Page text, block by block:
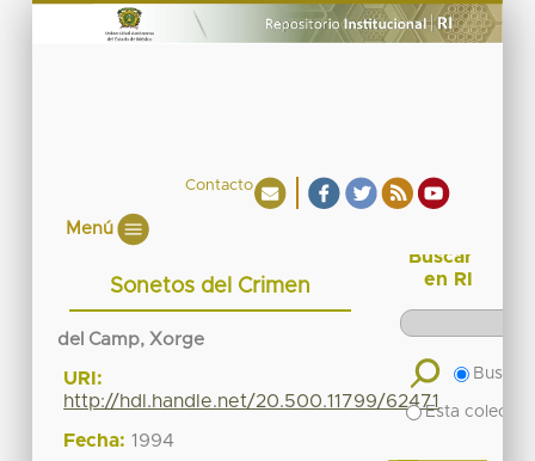
Contacto
Menú
Sonetos del Crimen
del Camp, Xorge
URI:
http://hdl.handle.net/20.500.11799/62471
Fecha: 1994
Buscar
en RI
Buscar
Esta